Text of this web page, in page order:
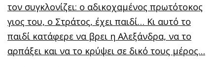
τον συγκλονίζει: ο αδικοχαμένος πρωτότοκος
γιος του, ο Στράτος, έχει παιδί… Κι αυτό το
παιδί κατάφερε να βρει η Αλεξάνδρα, να το
αρπάξει και να το κρύψει σε δικό τους μέρος…